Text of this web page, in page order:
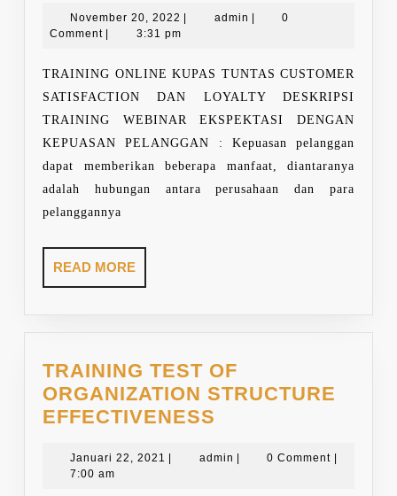
DAN
November 20, 2022 November
20,
| admin admin
|
0
Comment | 3:31 pm
TRAINING ONLINE KUPAS TUNTAS CUSTOMER
SATISFACTION DAN LOYALTY DESKRIPSI
TRAINING WEBINAR EKSPEKTASI DENGAN
KEPUASAN PELANGGAN : Kepuasan pelanggan
dapat memberikan beberapa manfaat, diantaranya
adalah hubungan antara perusahaan dan para
pelanggannya
READ MOREREAD
MORE
TRAINING TEST OF
ORGANIZATION STRUCTURE
EFFECTIVENESS
OF
Januari 22, 2021 Januariadmin admin0 Comment
7:00 am